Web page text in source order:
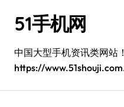
51手机网
中国大型手机资讯类网站！
https://